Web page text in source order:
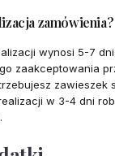
zamówienia?
wynosi 5-7
zaakceptowania
zawieszek
w 3-4 dni